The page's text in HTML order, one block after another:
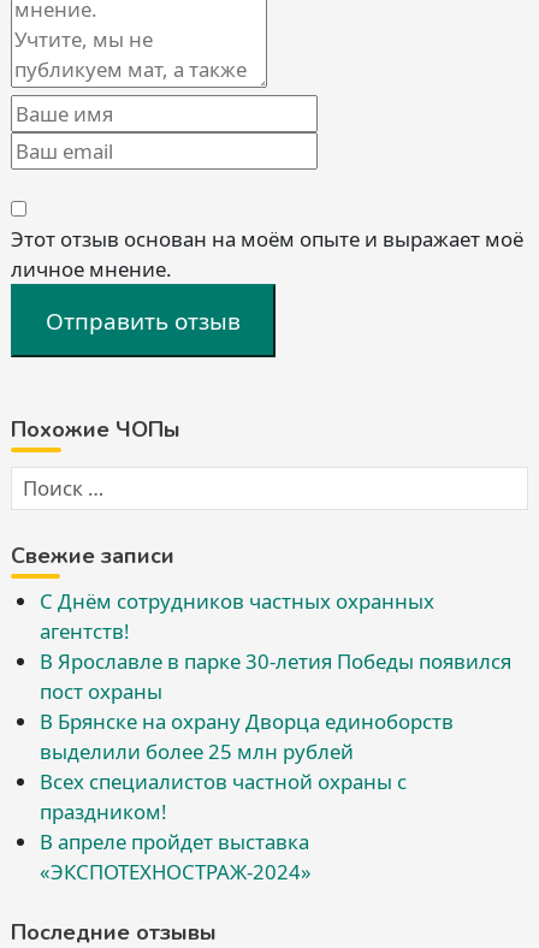
Этот отзыв основан на моём опыте и выражает моё
личное мнение.
Отправить отзыв
Похожие ЧОПы
Свежие записи
С Днём сотрудников частных охранных
агентств!
В Ярославле в парке 30-летия Победы появился
пост охраны
В Брянске на охрану Дворца единоборств
выделили более 25 млн рублей
Всех специалистов частной охраны с
праздником!
В апреле пройдет выставка
«ЭКСПОТЕХНОСТРАЖ-2024»
Последние отзывы